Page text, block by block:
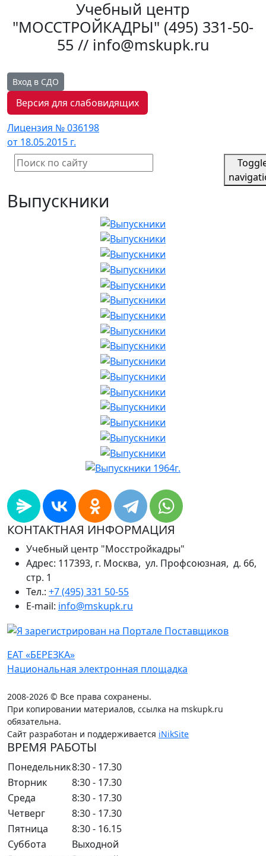
Учебный центр
"МОССТРОЙКАДРЫ" (495) 331-50-
55 // info@mskupk.ru
Вход в СДО
Версия для слабовидящих
Лицензия № 036198
от 18.05.2015 г.
Выпускники
КОНТАКТНАЯ ИНФОРМАЦИЯ
Учебный центр "Мосстройкадры"
Адрес: 117393, г. Москва, ул. Профсоюзная, д. 66,
стр. 1
Тел.: +7 (495) 331 50-55
E-mail: info@mskupk.ru
ЕАТ «БЕРЕЗКА»
Национальная электронная площадка
2008-2026 © Все права сохранены.
При копировании материалов, ссылка на mskupk.ru
обязательна.
Сайт разработан и поддерживается iNikSite
ВРЕМЯ РАБОТЫ
Понедельник8:30 - 17.30
Вторник
8:30 - 17.30
Среда
8:30 - 17.30
Четверг
8:30 - 17.30
Пятница
8:30 - 16.15
Суббота
Выходной